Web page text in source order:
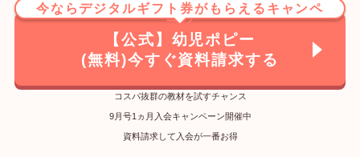
今ならデジタルギフト券がもらえるキャンペ
ーン
【公式】幼児ポピー
(無料)今すぐ資料請求する
コスパ抜群の教材を試すチャンス
9月号1ヵ月入会キャンペーン開催中
資料請求して入会が一番お得